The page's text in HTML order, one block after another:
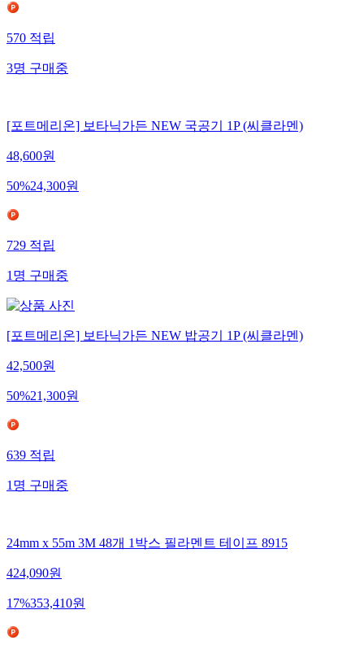
570적립
3명구매중
[포트메리온] 보타닉가든 NEW 국공기 1P (씨클라멘)
48,600원
50%24,300원
729적립
1명구매중
[포트메리온] 보타닉가든 NEW 밥공기 1P (씨클라멘)
42,500원
50%21,300원
639적립
1명구매중
24mm x 55m 3M 48개 1박스 필라멘트 테이프 8915
424,090원
17%353,410원